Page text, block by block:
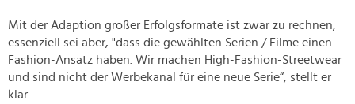
Mit der Adaption großer Erfolgsformate ist zwar zu rechnen,
essenziell sei aber, "dass die gewählten Serien / Filme einen
Fashion-Ansatz haben. Wir machen High-Fashion-Streetwear
und sind nicht der Werbekanal für eine neue Serie“, stellt er
klar.